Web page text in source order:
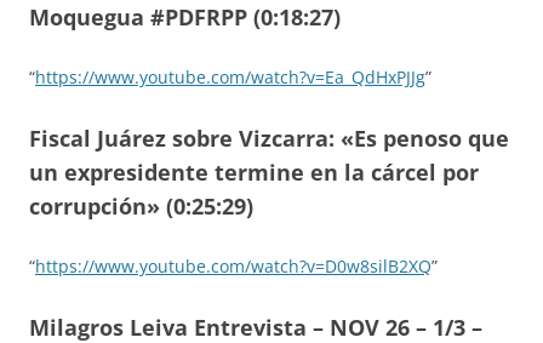
Moquegua #PDFRPP (0:18:27)
“https://www.youtube.com/watch?v=Ea_QdHxPJJg”
Fiscal Juárez sobre Vizcarra: «Es penoso que
un expresidente termine en la cárcel por
corrupción» (0:25:29)
“https://www.youtube.com/watch?v=D0w8silB2XQ”
Milagros Leiva Entrevista – NOV 26 – 1/3 –